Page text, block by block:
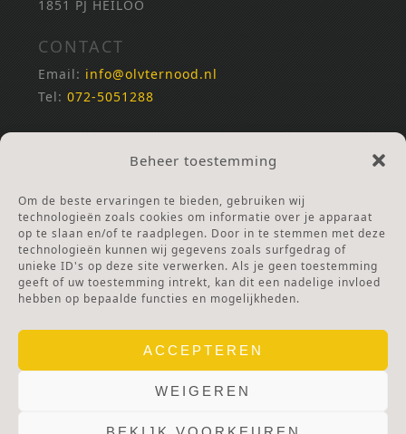
Beheer toestemming
Om de beste ervaringen te bieden, gebruiken wij
technologieën zoals cookies om informatie over je apparaat
op te slaan en/of te raadplegen. Door in te stemmen met deze
technologieën kunnen wij gegevens zoals surfgedrag of
unieke ID's op deze site verwerken. Als je geen toestemming
geeft of uw toestemming intrekt, kan dit een nadelige invloed
hebben op bepaalde functies en mogelijkheden.
ACCEPTEREN
WEIGEREN
1851 PJ HEILOO
CONTACT
Email: info@olvternood.nl
Tel:072-5051288
REKENINGNUMMERS
NL25INGB0000672168
Ga naar Doneren
ANBI Stichting
RSIN nummer:002832987